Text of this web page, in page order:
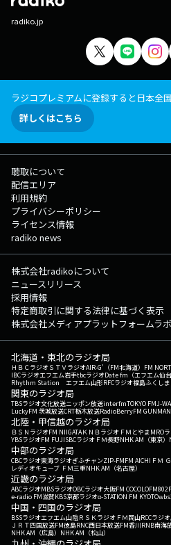
radiko.jp
ラジコプレミアムに登録すると日本全
詳しくはこちら
聴取について
配信エリア
利用規約
プライバシーポリシー
ライセンス情報
radiko news
株式会社radikoについて
ニュースリリース
採用情報
特定商取引に関する法律に基づく表示
株式会社メディアプラットフォームラ
北海道・東北のラジオ局
ＨＢＣラジオＳＴＶラジオAIR-G'（FM北海道） FM
IBCラジオエフエム岩手tbcラジオDate fm（エフエム仙台
Rhythm Station エフエム山形RFCラジオ福島ふくし
関東のラジオ局
TBSラジオ文化放送ニッポン放送interfmTOKYO FMJ-
LuckyFM 茨城放送CRT栃木放送RadioBerryFM GUNMA
北陸・甲信越のラジオ局
ＢＳＮラジオFM NIIGATAＫＮＢラジオ ＦＭとやまMRO
YBSラジオFM FUJISBCラジオ ＦＭ長野NHK AM（東京）
中部のラジオ局
CBCラジオ東海ラジオぎふチャンZIP-FMFM AICHI ＦＭ
レディオキューブ ＦＭ三重NHK AM（名古屋）
近畿のラジオ局
ABCラジオMBSラジオOBCラジオ大阪FM COCOLOFM802
e-radio FM滋賀KBS京都ラジオα-STATION FM KYOTO
中国・四国のラジオ局
BSSラジオエフエム山陰ＲＳＫラジオ ＦＭ岡山RCCラジオ
ＪＲＴ四国放送FM徳島RNC西日本放送FM香川RNB南海
NHK AM（広島） NHK AM（松山）